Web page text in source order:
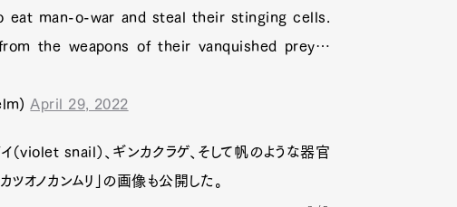
eat man-o-war and steal their stinging cells.
the weapons of their vanquished prey…
April 29, 2022
violet snail）、ギンカクラゲ、そして帆のような器官
オノカンムリ」の画像も公開した。